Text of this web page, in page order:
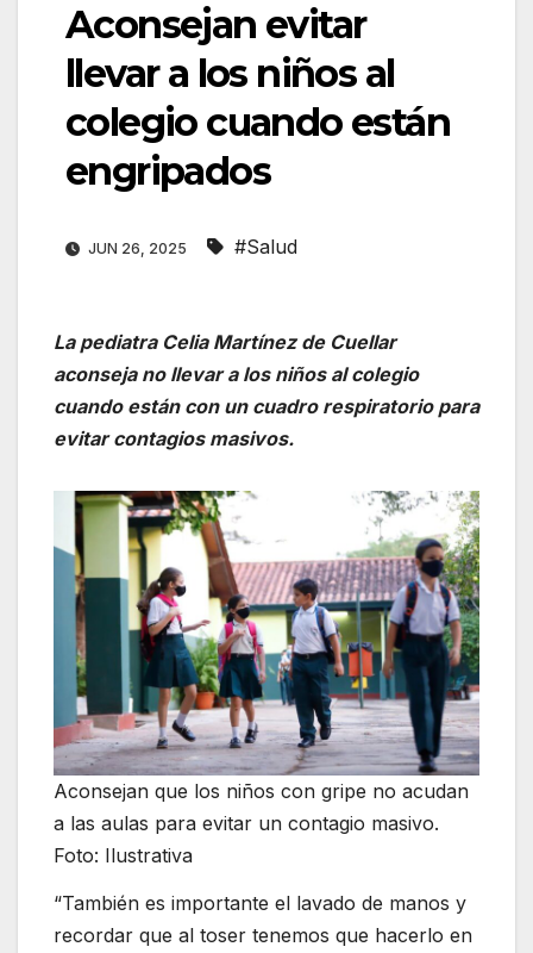
Aconsejan evitar
llevar a los niños al
colegio cuando están
engripados
JUN 26, 2025 #Salud
La pediatra Celia Martínez de Cuellar
aconseja no llevar a los niños al colegio
cuando están con un cuadro respiratorio para
evitar contagios masivos.
Aconsejan que los niños con gripe no acudan
a las aulas para evitar un contagio masivo.
Foto: Ilustrativa
“También es importante el lavado de manos y
recordar que al toser tenemos que hacerlo en